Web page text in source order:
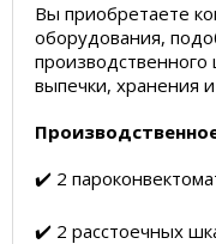
Вы приобретаете
оборудования,
выпечки, хранения
✔️ 2
✔️ 2 расстоечных